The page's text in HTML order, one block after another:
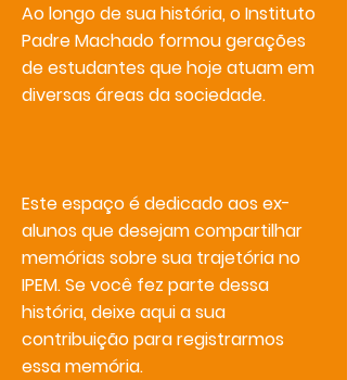
Ao longo de sua história, o Instituto
Padre Machado formou gerações
de estudantes que hoje atuam em
diversas áreas da sociedade.
Este espaço é dedicado aos ex-
alunos que desejam compartilhar
memórias sobre sua trajetória no
IPEM. Se você fez parte dessa
história, deixe aqui a sua
contribuição para registrarmos
essa memória.